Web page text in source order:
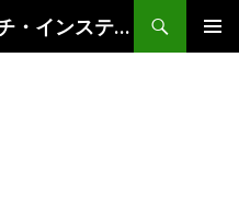
グローバルマクロ・リサーチ・インスティテュート